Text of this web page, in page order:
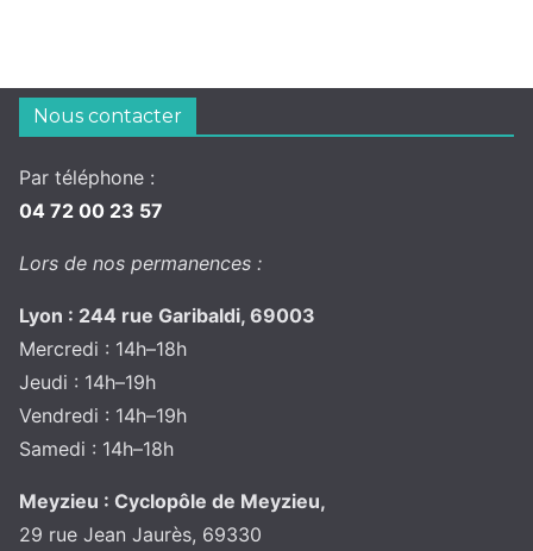
Nous contacter
Par téléphone :
04 72 00 23 57
Lors de nos permanences :
Lyon : 244 rue Garibaldi, 69003
Mercredi : 14h–18h
Jeudi : 14h–19h
Vendredi : 14h–19h
Samedi : 14h–18h
Meyzieu : Cyclopôle de Meyzieu,
29 rue Jean Jaurès, 69330